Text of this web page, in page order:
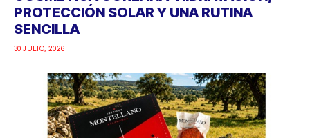
PROTECCIÓN SOLAR Y UNA RUTINA
SENCILLA
30 JULIO, 2026